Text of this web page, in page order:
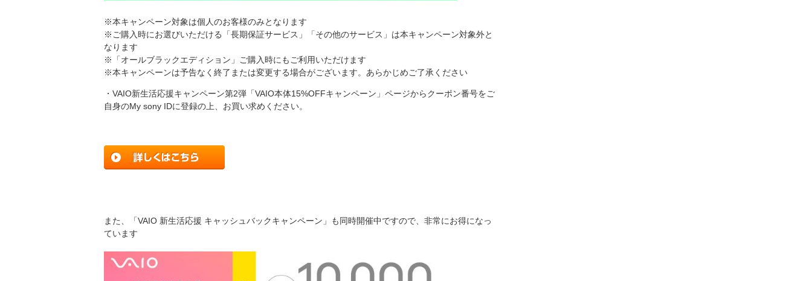
※本キャンペーン対象は個人のお客様のみとなります
※ご購入時にお選びいただける「長期保証サービス」「その他のサービス」は本キャンペーン対象外と
なります
※「オールブラックエディション」ご購入時にもご利用いただけます
※本キャンペーンは予告なく終了または変更する場合がございます。あらかじめご了承ください
・VAIO新生活応援キャンペーン第2弾「VAIO本体15%OFFキャンペーン」ページからクーポン番号をご
自身のMy sony IDに登録の上、お買い求めください。
また、「VAIO 新生活応援 キャッシュバックキャンペーン」も同時開催中ですので、非常にお得になっ
ています